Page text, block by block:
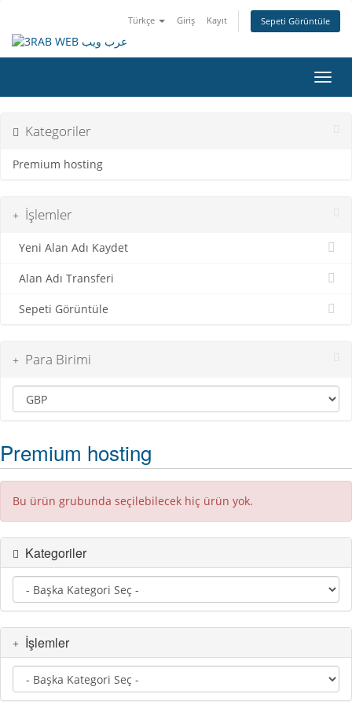
Türkçe Giriş Kayıt Sepeti Görüntüle
Kategoriler
Premium hosting
İşlemler
Yeni Alan Adı Kaydet
Alan Adı Transferi
Sepeti Görüntüle
Para Birimi
Premium hosting
Bu ürün grubunda seçilebilecek hiç ürün yok.
Kategoriler
İşlemler